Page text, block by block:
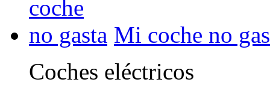
Mi coche no
Coches eléctricos